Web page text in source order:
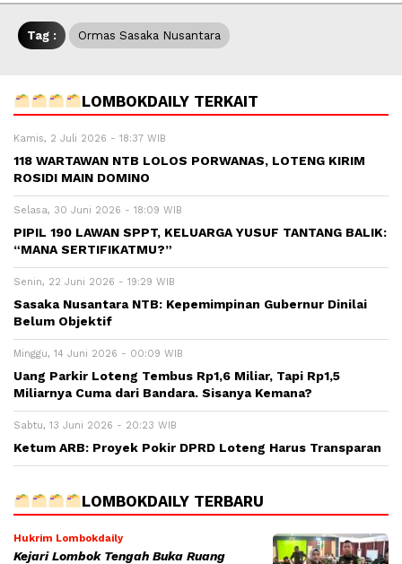
Tag : Ormas Sasaka Nusantara
LOMBOKDAILY TERKAIT
Kamis, 2 Juli 2026 - 18:37 WIB
118 WARTAWAN NTB LOLOS PORWANAS, LOTENG KIRIM
ROSIDI MAIN DOMINO
Selasa, 30 Juni 2026 - 18:09 WIB
PIPIL 190 LAWAN SPPT, KELUARGA YUSUF TANTANG BALIK:
“MANA SERTIFIKATMU?”
Senin, 22 Juni 2026 - 19:29 WIB
Sasaka Nusantara NTB: Kepemimpinan Gubernur Dinilai
Belum Objektif
Minggu, 14 Juni 2026 - 00:09 WIB
Uang Parkir Loteng Tembus Rp1,6 Miliar, Tapi Rp1,5
Miliarnya Cuma dari Bandara. Sisanya Kemana?
Sabtu, 13 Juni 2026 - 20:23 WIB
Ketum ARB: Proyek Pokir DPRD Loteng Harus Transparan
LOMBOKDAILY TERBARU
Hukrim Lombokdaily
Kejari Lombok Tengah Buka Ruang